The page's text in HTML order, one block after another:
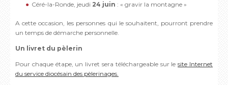
Céré-la-Ronde, jeudi 24 juin : « gravir la montagne »
A cette occasion, les personnes qui le souhaitent, pourront prendre
un temps de démarche personnelle.
Un livret du pèlerin
Pour chaque étape, un livret sera téléchargeable sur lesite Internet
du service diocésain des pèlerinages.